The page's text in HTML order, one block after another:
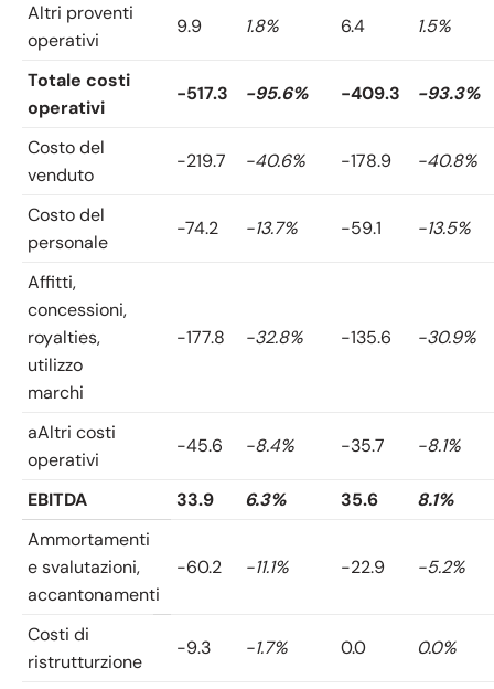
Altri proventi
operativi
9.9 1.8% 6.4 1.5%
Totale costi
operativi
-517.3 -95.6% -409.3 -93.3%
Costo del
venduto
-219.7 -40.6% -178.9 -40.8%
Costo del
personale
-74.2 -13.7% -59.1 -13.5%
Affitti,
concessioni,
royalties,
utilizzo
marchi
-177.8 -32.8% -135.6 -30.9%
aAltri costi
operativi
-45.6 -8.4% -35.7 -8.1%
EBITDA 33.9 6.3% 35.6
8.1%
Ammortamenti
e svalutazioni,
accantonamenti
-60.2 -11.1% -22.9 -5.2%
Costi di
ristrutturzione
-9.3 -1.7% 0.0 0.0%